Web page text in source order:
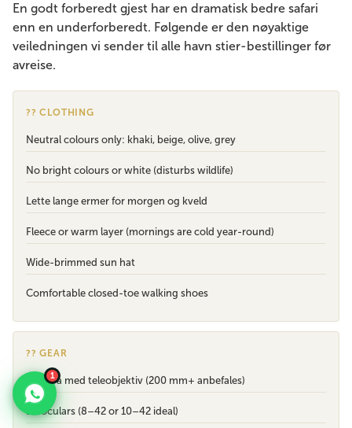
En godt forberedt gjest har en dramatisk bedre safari
enn en underforberedt. Følgende er den nøyaktige
veiledningen vi sender til alle havn stier-bestillinger før
avreise.
?? CLOTHING
Neutral colours only: khaki, beige, olive, grey
No bright colours or white (disturbs wildlife)
Lette lange ermer for morgen og kveld
Fleece or warm layer (mornings are cold year-round)
Wide-brimmed sun hat
Comfortable closed-toe walking shoes
?? GEAR
Kamera med teleobjektiv (200 mm+ anbefales)
Binoculars (8–42 or 10–42 ideal)
1